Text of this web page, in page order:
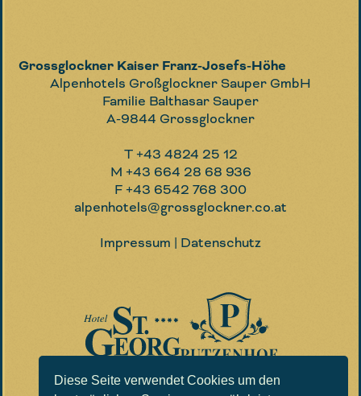
Diese Seite verwendet Cookies um den
Grossglockner Kaiser Franz-Josefs-Höhe
Alpenhotels Großglockner Sauper GmbH
Familie Balthasar Sauper
A-9844 Grossglockner
T+43 4824 25 12
M +43 664 28 68 936
F +43 6542 768 300
alpenhotels@grossglockner.co.at
Impressum | Datenschutz
Website byEPIC